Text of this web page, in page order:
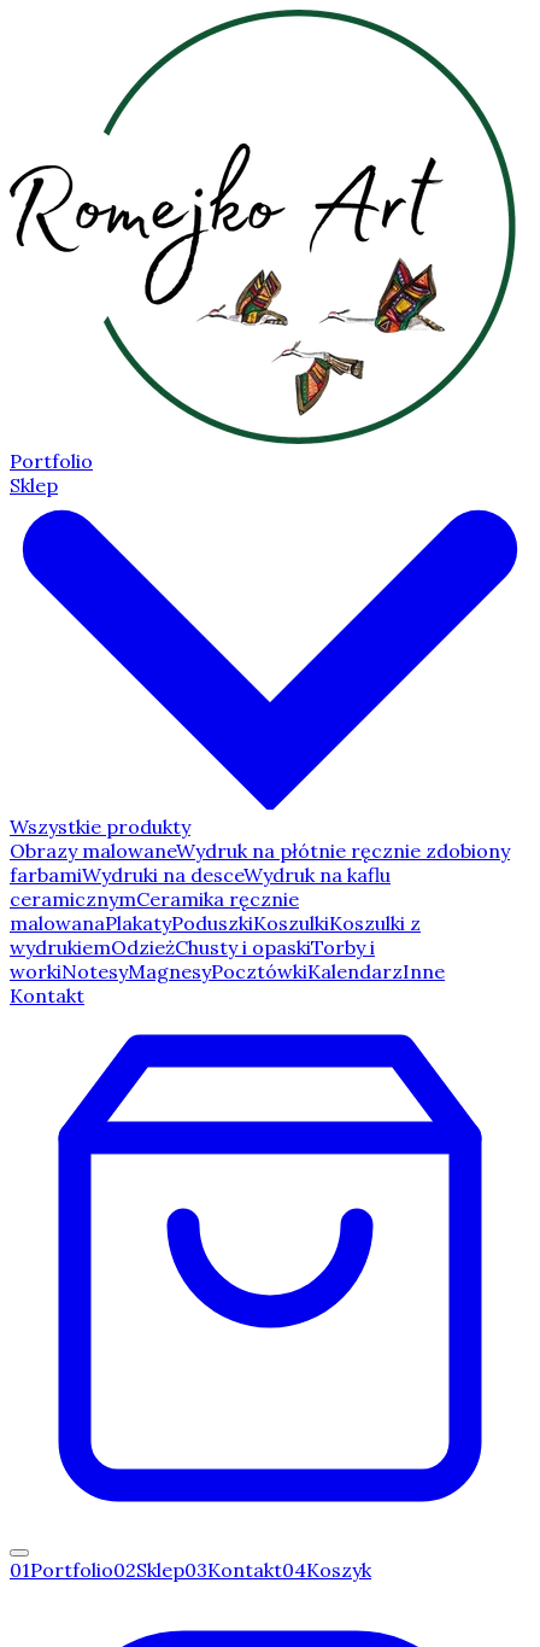
Portfolio
Sklep
Wszystkie produkty
Obrazy malowaneWydruk na płótnie ręcznie zdobiony
farbamiWydruki na desceWydruk na kaflu
ceramicznymCeramika ręcznie
malowanaPlakatyPoduszkiKoszulkiKoszulki z
wydrukiemOdzieżChusty i opaskiTorby i
workiNotesyMagnesyPocztówkiKalendarzInne
Kontakt
01Portfolio02Sklep03Kontakt04Koszyk